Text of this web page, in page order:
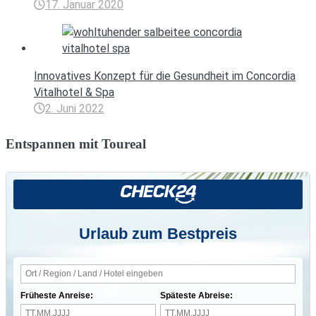
17. Januar 2020
Innovatives Konzept für die Gesundheit im Concordia
Vitalhotel & Spa
2. Juni 2022
Entspannen mit Toureal
Urlaub zum Bestpreis
Früheste Anreise: Späteste Abreise: